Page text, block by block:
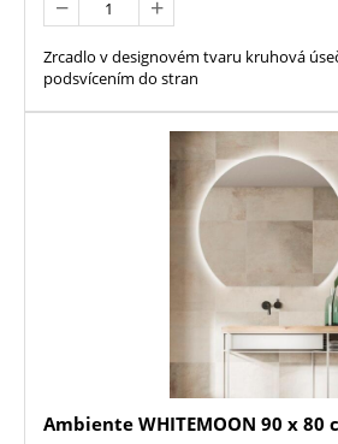
Zrcadlo v designovém tvaru kruhová
podsvícením do stran
Ambiente WHITEMOON 90 x 80